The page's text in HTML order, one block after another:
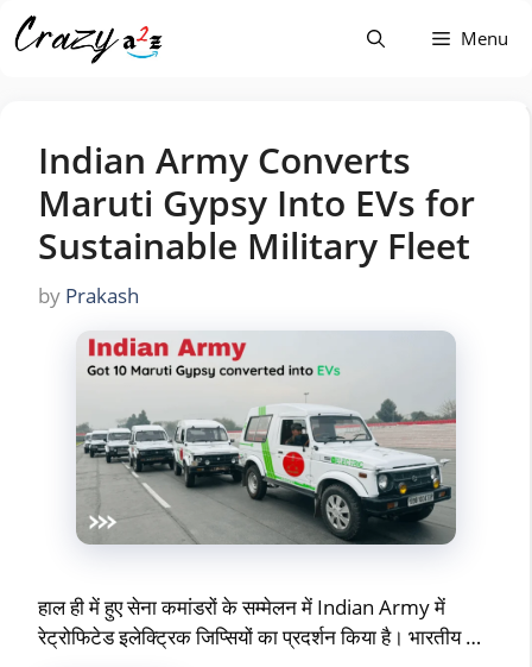
Skip
to
Menu
Indian Army Converts
Maruti Gypsy Into EVs for
Sustainable Military Fleet
by Prakash
हाल ही में हुए सेना कमांडरों के सम्मेलन में Indian Army में
रेट्रोफिटेड इलेक्ट्रिक जिप्सियों का प्रदर्शन किया है। भारतीय …